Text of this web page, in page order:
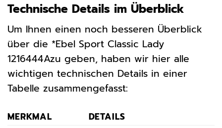
Technische Details im Überblick
Um Ihnen einen noch besseren Überblick
über die *Ebel Sport Classic Lady
1216444Azu geben, haben wir hier alle
wichtigen technischen Details in einer
Tabelle zusammengefasst:
MERKMAL
DETAILS